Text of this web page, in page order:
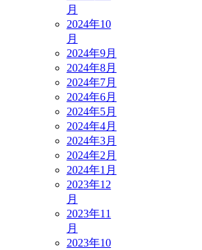
月
2024年10
月
2024年9月
2024年8月
2024年7月
2024年6月
2024年5月
2024年4月
2024年3月
2024年2月
2024年1月
2023年12
月
2023年11
月
2023年10